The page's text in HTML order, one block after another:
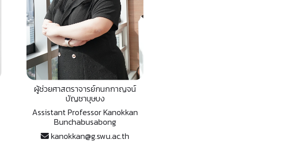
ผู้ช่วยศาสตราจารย์กนกกาญจน์
บัญชาบุษบง
Assistant Professor Kanokkan
Bunchabusabong
kanokkan@g.swu.ac.th